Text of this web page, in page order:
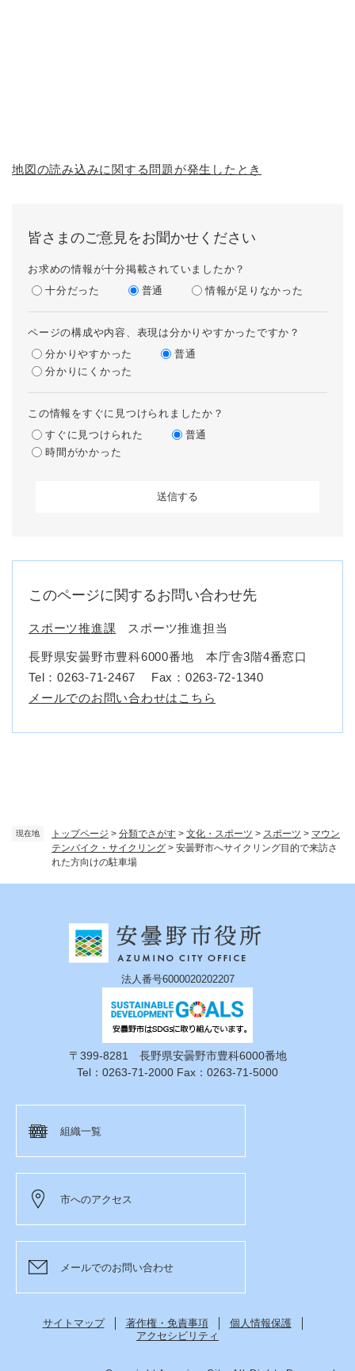
現在地 トップページ > 分類でさがす > 文化・スポーツ > スポーツ > マウン
テンバイク・サイクリング > 安曇野市へサイクリング目的で来訪さ
れた方向けの駐車場
地図の読み込みに関する問題が発生したとき
皆さまのご意見をお聞かせください
お求めの情報が十分掲載されていましたか？
十分だった
普通 情報が足りなかった
ページの構成や内容、表現は分かりやすかったですか？
分かりやすかった
普通
分かりにくかった
この情報をすぐに見つけられましたか？
すぐに見つけられた
普通
時間がかかった
このページに関するお問い合わせ先
スポーツ推進課 スポーツ推進担当
長野県安曇野市豊科6000番地 本庁舎3階4番窓口
Tel：0263-71-2467
Fax：0263‐72‐1340
メールでのお問い合わせはこちら
法人番号6000020202207
〒399-8281 長野県安曇野市豊科6000番地
Tel：0263-71-2000 Fax：0263-71-5000
組織一覧
市へのアクセス
メールでのお問い合わせ
サイトマップ 著作権・免責事項
個人情報保護
アクセシビリティ